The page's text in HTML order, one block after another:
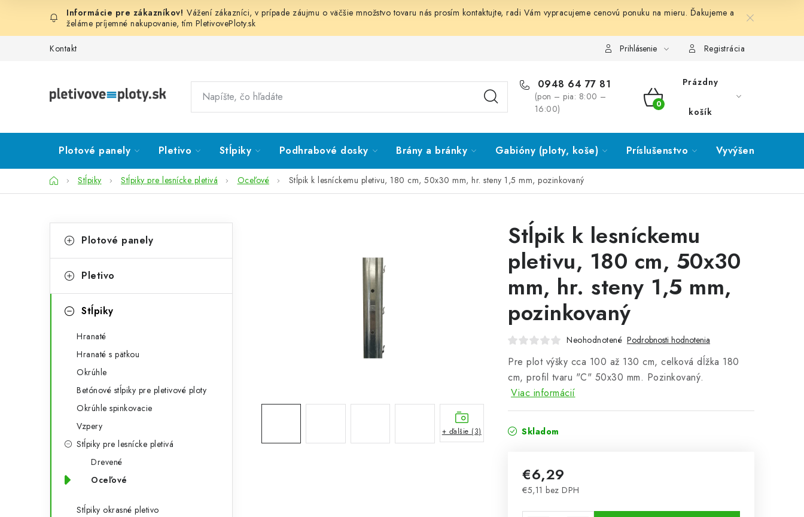
obsah
Vážení zákazníci, v prípade záujmu o väčšie množstvo tovaru nás prosím kontaktujte, radi Vám vypracujeme cenovú ponuku na mieru. Ďakujeme a
želáme príjemné nakupovanie, tím PletivovePloty.sk
Kontakt Prihlásenie Registrácia
0948 64 77 81
(pon – pia: 8:00 –
16:00)
NÁKUPNÝ
Prázdny
košík
Plotové panely Pletivo Stĺpiky Podhrabové dosky Brány a bránky Gabióny (ploty, koše) Príslušenstvo Vyvýšené záhony
DomovStĺpiky Stĺpiky pre lesnícke pletivá Oceľové Stĺpik k lesníckemu pletivu, 180 cm, 50x30 mm, hr. steny 1,5 mm, pozinkovaný
o
n
kategórie
a
e
Plotové panely
Pletivo
Stĺpiky
Hranaté
Hranaté s pätkou
Okrúhle
Betónové stĺpiky pre pletivové ploty
Okrúhle spinkovacie
Vzpery
Stĺpiky pre lesnícke pletivá
Drevené
Oceľové
Stĺpiky okrasné pletivo
Stĺpik k lesníckemu
pletivu, 180 cm, 50x30
mm, hr. steny 1,5 mm,
pozinkovaný
Neohodnotené Podrobnosti hodnotenia
Pre plot výšky cca 100 až 130 cm, celková dĺžka 180
cm, profil tvaru "C" 50x30 mm. Pozinkovaný.
Viac informácií
Skladom
€6,29
€5,11 bez DPH
+ ďalšie (3)